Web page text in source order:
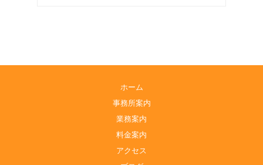
ホーム
事務所案内
業務案内
料金案内
アクセス